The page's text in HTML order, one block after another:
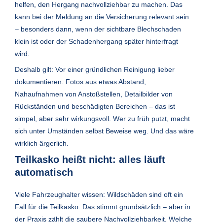
helfen, den Hergang nachvollziehbar zu machen. Das
kann bei der Meldung an die Versicherung relevant sein
– besonders dann, wenn der sichtbare Blechschaden
klein ist oder der Schadenhergang später hinterfragt
wird.
Deshalb gilt: Vor einer gründlichen Reinigung lieber
dokumentieren. Fotos aus etwas Abstand,
Nahaufnahmen von Anstoßstellen, Detailbilder von
Rückständen und beschädigten Bereichen – das ist
simpel, aber sehr wirkungsvoll. Wer zu früh putzt, macht
sich unter Umständen selbst Beweise weg. Und das wäre
wirklich ärgerlich.
Teilkasko heißt nicht: alles läuft
automatisch
Viele Fahrzeughalter wissen: Wildschäden sind oft ein
Fall für die Teilkasko. Das stimmt grundsätzlich – aber in
der Praxis zählt die saubere Nachvollziehbarkeit. Welche